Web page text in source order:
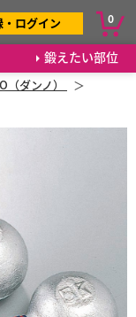
鍛えたい部位
ログイン 0
（ダンノ）